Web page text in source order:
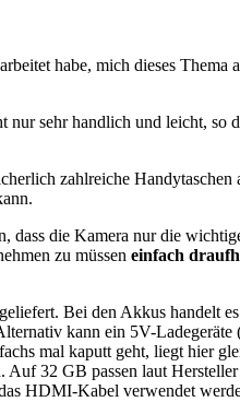
habe, mich dieses Thema
nur sehr handlich und leicht, so
zahlreiche Handytaschen
die Kamera nur die
zu müssen einfach
Bei den Akkus handelt
kann ein 5V-
mal kaputt geht, liegt hier
32 GB passen laut
HDMI-Kabel verwendet